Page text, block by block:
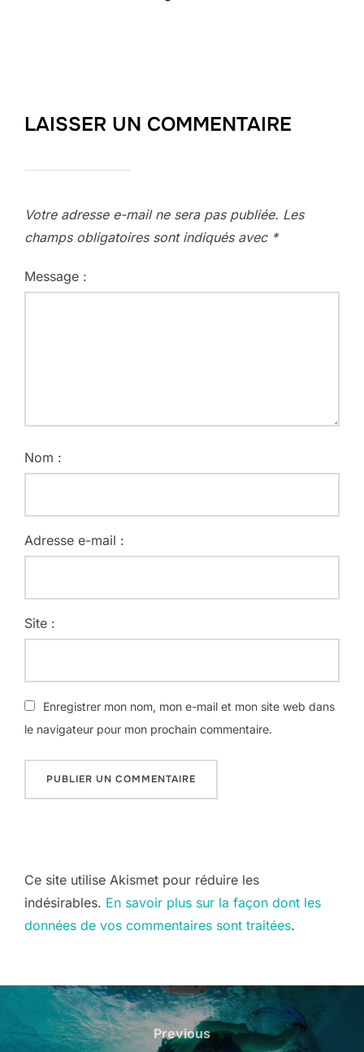
LAISSER UN COMMENTAIRE
Votre adresse e-mail ne sera pas publiée. Les
champs obligatoires sont indiqués avec *
Message :
Nom :
Adresse e-mail :
Site :
Enregistrer mon nom, mon e-mail et mon site web dans
le navigateur pour mon prochain commentaire.
Ce site utilise Akismet pour réduire les
indésirables. En savoir plus sur la façon dont les
données de vos commentaires sont traitées.
Navigation
de
Previous
Previous